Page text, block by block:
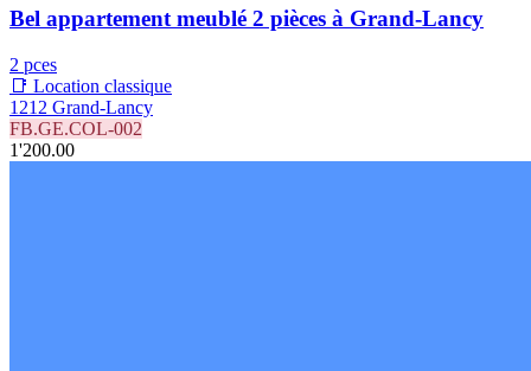
Bel appartement meublé 2 pièces à Grand-Lancy
2 pces
📑 Location classique
1212 Grand-Lancy
FB.GE.COL-002
1'200.00